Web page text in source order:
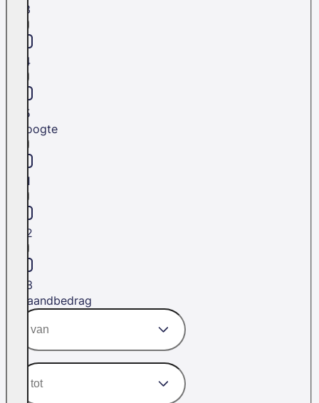
L3
L4
L5
Hoogte
H1
H2
H3
Maandbedrag